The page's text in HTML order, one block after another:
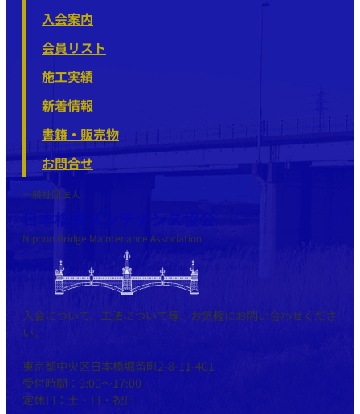
一般社団法人
日本橋梁メンテナンス協会
Nippon Bridge Maintenance Association
入会について、工法について等、お気軽にお問い合わせくださ
い。
東京都中央区日本橋堀留町2-8-11-401
受付時間：9:00～17:00
定休日：土・日・祝日
入会案内
会員リスト
施工実績
新着情報
書籍・販売物
お問合せ